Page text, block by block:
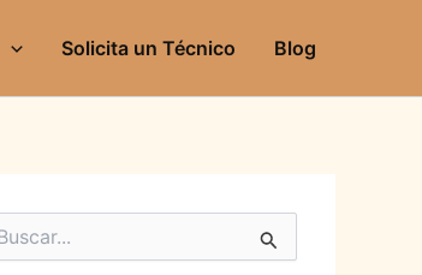
Solicita un Técnico Blog